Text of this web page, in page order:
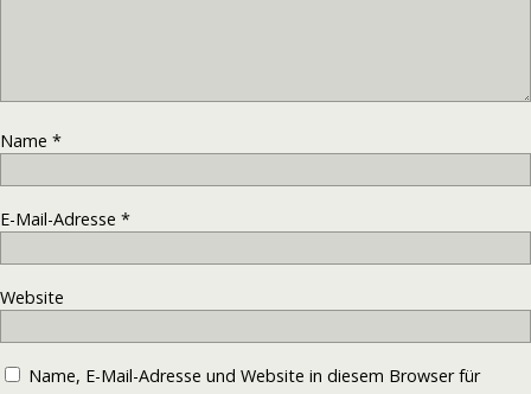
Name *
E-Mail-Adresse *
Website
Name, E-Mail-Adresse und Website in diesem Browser für